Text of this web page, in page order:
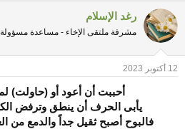
c
t
i
s
رغد الإسلام
مشرفة ملتقى الإخاء - مساعدة مسؤولة
12 أكتوبر 2023
أحببت أن أعود أو (حاولت)
يأبى الحرف أن ينطق وترفض
فالبوح أصبح ثقيل جداً والدمع من